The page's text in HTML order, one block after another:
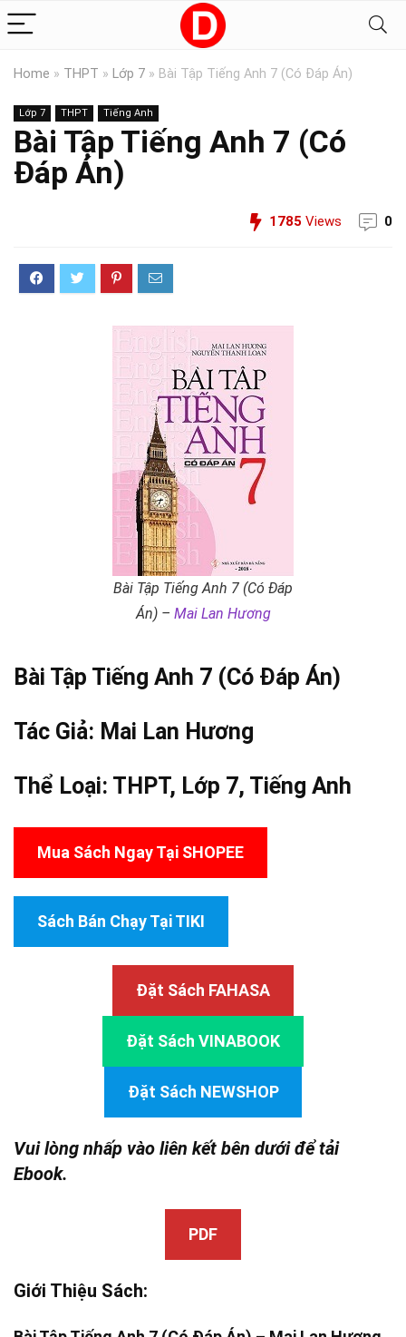
Home » THPT » Lớp 7 » Bài Tập Tiếng Anh 7 (Có Đáp Án)
Lớp 7 THPT Tiếng Anh
Bài Tập Tiếng Anh 7 (Có
Đáp Án)
1785 Views 0
Bài Tập Tiếng Anh 7 (Có Đáp
Án) – Mai Lan Hương
Bài Tập Tiếng Anh 7 (Có Đáp Án)
Tác Giả: Mai Lan Hương
Thể Loại: THPT, Lớp 7, Tiếng Anh
Mua Sách Ngay Tại SHOPEE
Sách Bán Chạy Tại TIKI
Đặt Sách FAHASA
Đặt Sách VINABOOK
Đặt Sách NEWSHOP
Vui lòng nhấp vào liên kết bên dưới để tải
Ebook.
PDF
Giới Thiệu Sách: